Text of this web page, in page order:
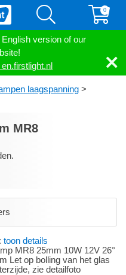
version of our
0
laagspanning >
MR8
toon details
MR8 25mm 10W 12V 26°
Let op bolling van het glas
zie detailfoto